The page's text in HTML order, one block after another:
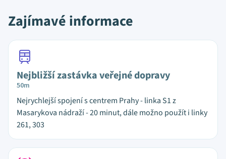
Zajímavé informace
Nejbližší zastávka veřejné dopravy
50m
Nejrychlejší spojení s centrem Prahy - linka S1 z
Masarykova nádraží - 20 minut, dále možno použít i linky
261, 303